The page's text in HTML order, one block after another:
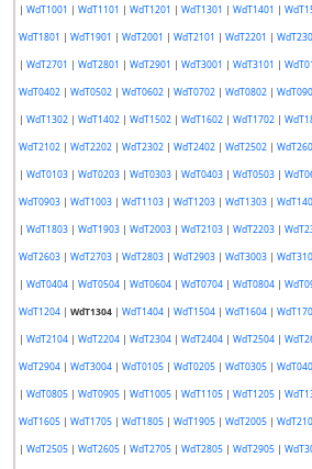
| WdT1001 | WdT1101 | WdT1201 | WdT1301 | WdT1401 |
WdT1801 | WdT1901 | WdT2001 | WdT2101 | WdT2201 |
| WdT2701 | WdT2801 | WdT2901 | WdT3001 | WdT3101 |
WdT0402| WdT0502| WdT0602| WdT0702| WdT0802|
| WdT1302| WdT1402| WdT1502| WdT1602| WdT1702|
WdT2102| WdT2202| WdT2302| WdT2402| WdT2502|
| WdT0103| WdT0203| WdT0303| WdT0403| WdT0503|
WdT0903| WdT1003| WdT1103| WdT1203| WdT1303|
| WdT1803| WdT1903| WdT2003| WdT2103| WdT2203|
WdT2603| WdT2703| WdT2803| WdT2903| WdT3003|
| WdT0404| WdT0504| WdT0604| WdT0704| WdT0804|
WdT1204| WdT1304| WdT1404| WdT1504| WdT1604|
| WdT2104| WdT2204| WdT2304| WdT2404| WdT2504|
WdT2904| WdT3004| WdT0105| WdT0205| WdT0305|
| WdT0805| WdT0905| WdT1005| WdT1105| WdT1205|
WdT1605| WdT1705| WdT1805| WdT1905| WdT2005|
| WdT2505| WdT2605| WdT2705| WdT2805| WdT2905|